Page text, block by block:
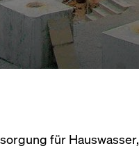
für Hauswasser,